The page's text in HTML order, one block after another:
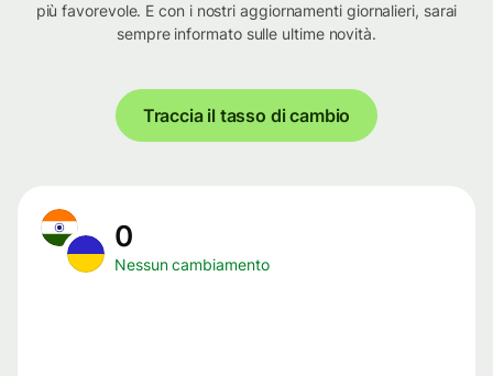
più favorevole. E con i nostri aggiornamenti giornalieri, sarai
sempre informato sulle ultime novità.
Traccia il tasso di cambio
0
Nessun cambiamento